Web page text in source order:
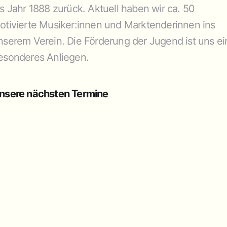
Jahr 1888 zurück. Aktuell haben wir ca. 50
Musiker:innen und Marktenderinnen ins
Verein. Die Förderung der Jugend ist uns
Anliegen.
nächsten Termine